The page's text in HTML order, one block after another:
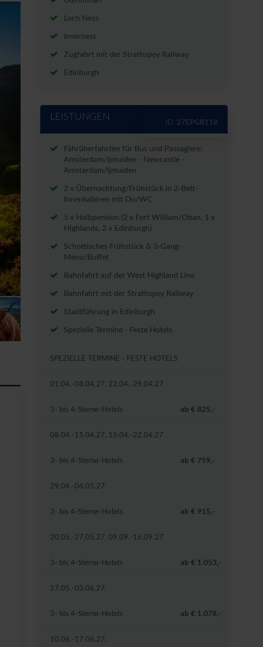
Loch Ness
Inverness
Zugfahrt mit der Strathspey Railway
Edinburgh
LEISTUNGEN
Fährüberfahrten für Bus und Passagiere:
Amsterdam/Ijmuiden - Newcastle -
Amsterdam/Ijmuiden
2 x Übernachtung/Frühstück in 2-Bett-
Innenkabinen mit Du/WC
5 x Halbpension (2 x Fort William/Oban, 1 x
Highlands, 2 x Edinburgh)
Schottisches Frühstück & 3-Gang-
Menu/Buffet
Bahnfahrt auf der West Highland Line
Bahnfahrt mit der Strathspey Railway
Stadtführung in Edinburgh
Spezielle Termine - Feste Hotels
SPEZIELLE TERMINE - FESTE HOTELS
01.04.-08.04.27, 22.04.-29.04.27
3- bis 4-Sterne-Hotels ab € 825,-
08.04.-15.04.27, 15.04.-22.04.27
3- bis 4-Sterne-Hotels ab € 759,-
29.04.-06.05.27
3- bis 4-Sterne-Hotels ab € 915,-
20.05.-27.05.27, 09.09.-16.09.27
3- bis 4-Sterne-Hotels ab € 1.053,-
27.05.-03.06.27
3- bis 4-Sterne-Hotels ab € 1.078,-
10.06.-17.06.27,
ID: 27EPGB118